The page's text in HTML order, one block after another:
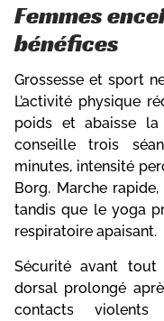
Femmes
bénéfices
Grossesse et sport
L’activité physique
poids et abaisse
conseille trois
minutes, intensité
Borg. Marche
tandis que le yoga
respiratoire apaisant.
Sécurité avant tout
dorsal prolongé
contacts